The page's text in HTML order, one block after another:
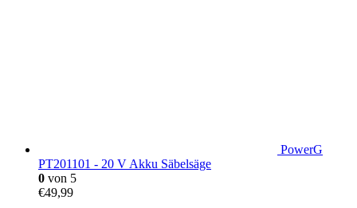
PowerG
PT201101 - 20 V Akku Säbelsäge
0 von 5
€49,99